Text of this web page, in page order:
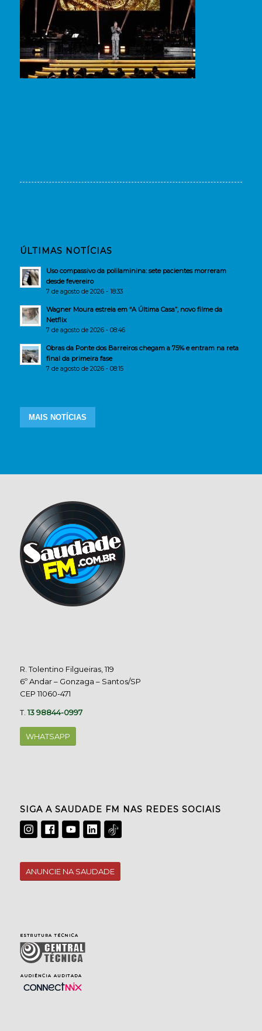
ÚLTIMAS NOTÍCIAS
Uso compassivo da polilaminina: sete pacientes morreram
desde fevereiro
7 de agosto de 2026 - 18:33
Wagner Moura estreia em “A Última Casa”, novo filme da
Netflix
7 de agosto de 2026 - 08:46
Obras da Ponte dos Barreiros chegam a 75% e entram na reta
final da primeira fase
7 de agosto de 2026 - 08:15
MAIS NOTÍCIAS
R. Tolentino Filgueiras, 119
6º Andar – Gonzaga – Santos/SP
CEP 11060-471
T.13 98844-0997
WHATSAPP
SIGA A SAUDADE FM NAS REDES SOCIAIS
ANUNCIE NA SAUDADE